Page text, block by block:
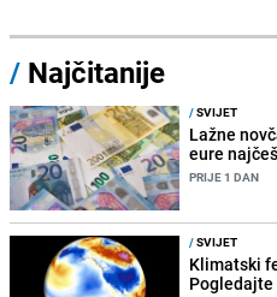
/ Najčitanije
/SVIJET
Lažne
eure
PRIJE 1 DAN
/SVIJET
Klimatski
Pogledajte